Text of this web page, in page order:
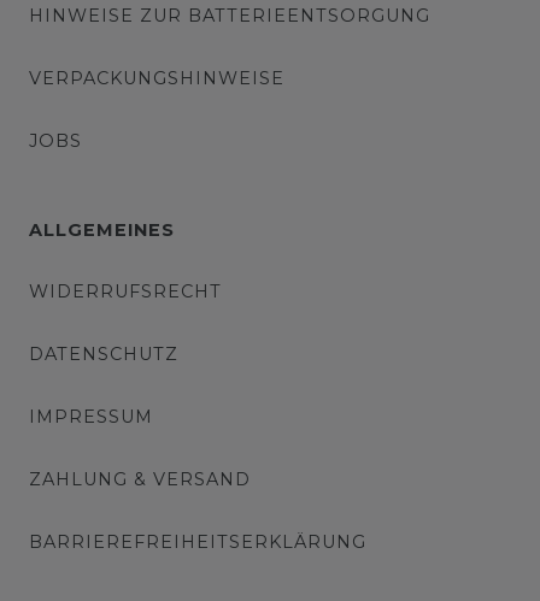
HINWEISE ZUR BATTERIEENTSORGUNG
VERPACKUNGSHINWEISE
JOBS
ALLGEMEINES
WIDERRUFSRECHT
DATENSCHUTZ
IMPRESSUM
ZAHLUNG & VERSAND
BARRIEREFREIHEITSERKLÄRUNG